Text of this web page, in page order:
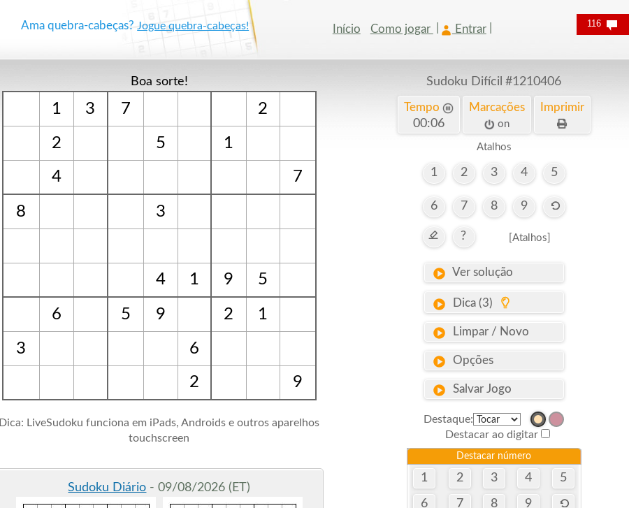
Ama quebra-cabeças? Jogue quebra-cabeças! Início Como jogar Entrar
Boa sorte!
1 3 7 2
2 5
1
4
7
8 3
4 1 9 5
6 5 9 2 1
3
6
2
9
Dica: LiveSudoku funciona em iPads, Androids e outros aparelhos
touchscreen
Sudoku Diário - 09/08/2026 (ET)
Sudoku Difícil #1210406
Tempo
00:06
Marcações
on
Imprimir
Atalhos
1 2 3 4 5
6 7 8 9
? [Atalhos]
Ver solução
Dica (3)
Limpar / Novo
Opções
Salvar Jogo
Destaque:
Destacar ao digitar
Destacar número
1 2 3 4 5
6 7 8 9
116